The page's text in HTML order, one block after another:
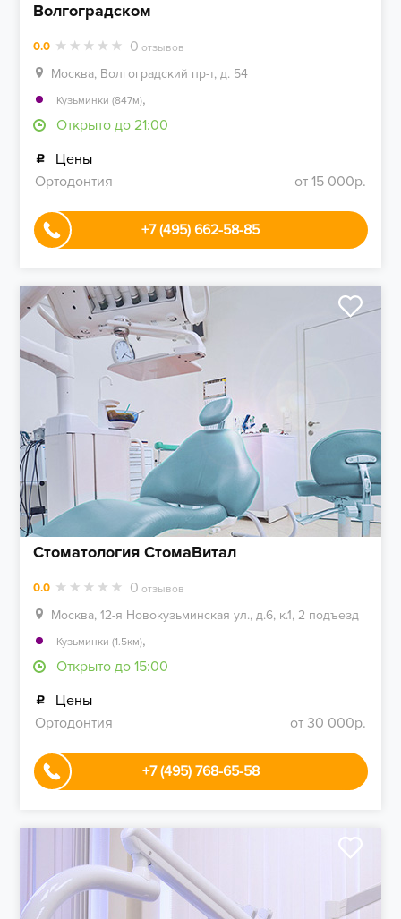
Волгоградском
0.0 0 отзывов
Москва, Волгоградский пр-т, д. 54
Кузьминки (847м),
Открыто до 21:00
Цены
Ортодонтия
от 15 000р.
+7 (495) 662-58-85
Стоматология СтомаВитал
0.0 0 отзывов
Москва, 12-я Новокузьминская ул., д.6, к.1, 2 подъезд
Кузьминки (1.5км),
Открыто до 15:00
Цены
Ортодонтия
от 30 000р.
+7 (495) 768-65-58